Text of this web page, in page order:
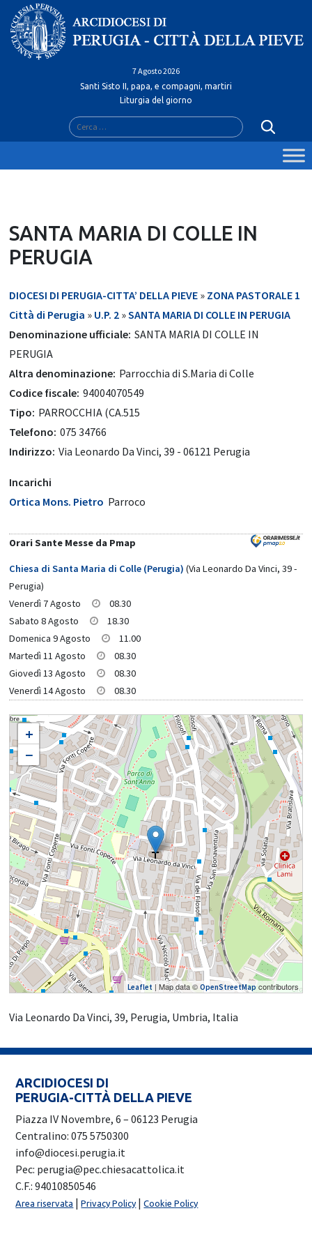
Skip
content
7 Agosto 2026
Santi Sisto II, papa, e compagni, martiri
Liturgia del giorno
Ricerca
per:
SANTA MARIA DI COLLE IN
PERUGIA
DIOCESI DI PERUGIA-CITTA’ DELLA PIEVE » ZONA PASTORALE 1
Città di Perugia » U.P. 2 »SANTA MARIA DI COLLE IN PERUGIA
Denominazione ufficiale: SANTA MARIA DI COLLE IN
PERUGIA
Altra denominazione: Parrocchia di S.Maria di Colle
Codice fiscale: 94004070549
Tipo: PARROCCHIA (CA.515
Telefono: 075 34766
Indirizzo: Via Leonardo Da Vinci, 39 - 06121 Perugia
Incarichi
Ortica Mons. Pietro Parroco
Orari Sante Messe da Pmap
Chiesa di Santa Maria di Colle (Perugia) (Via Leonardo Da Vinci, 39 -
Perugia)
Venerdì 7 Agosto
08.30
Sabato 8 Agosto
18.30
Domenica 9 Agosto
11.00
Martedì 11 Agosto
08.30
Giovedì 13 Agosto
08.30
Venerdì 14 Agosto
08.30
SANTA MARIA DI COLLE IN PERUGIA
+
−
Leaflet| Map data © OpenStreetMapcontributors
Via Leonardo Da Vinci, 39, Perugia, Umbria, Italia
ARCIDIOCESI DI
PERUGIA-CITTÀ DELLA PIEVE
Piazza IV Novembre, 6 – 06123 Perugia
Centralino: 075 5750300
info@diocesi.perugia.it
Pec: perugia@pec.chiesacattolica.it
C.F.: 94010850546
Area riservata |Privacy Policy |Cookie Policy